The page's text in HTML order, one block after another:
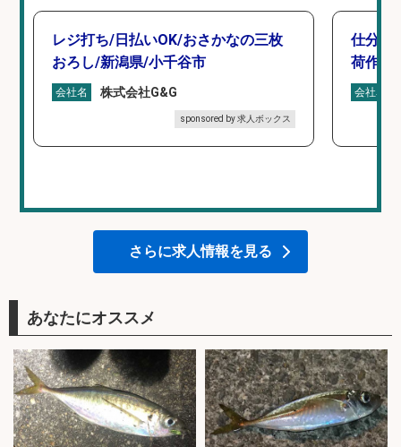
レジ打ち/日払いOK/おさかなの三枚
おろし/新潟県/小千谷市
会社名 株式会社G&G
sponsored by 求人ボックス
仕分け
荷作業
会社名
さらに求人情報を見る
あなたにオススメ